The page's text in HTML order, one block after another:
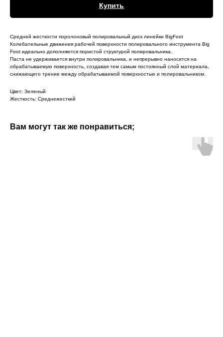
Купить
Средней жесткости поролоновый полировальный диск линейки BigFoot
Колебательные движения рабочей поверхности полировального инструмента Big
Foot идеально дополняются пористой структурой полировальника.
Паста не удерживается внутри полировальника, и непрерывно наносится на
обрабатываемую поверхность, создавая тем самым постоянный слой материала,
снижающего трение между обрабатываемой поверхностью и полировальником.
Цвет: Зеленый
Жесткость: Среднежесткий
Вам могут так же понравиться;